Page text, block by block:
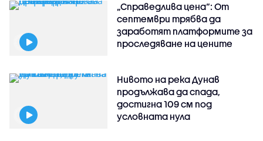
„Справедлива цена“: От
септември трябва да
заработят платформите за
проследяване на цените
Нивото на река Дунав
продължава да спада,
достигна 109 см под
условната нула